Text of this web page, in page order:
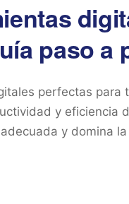
paso a
perfectas para
y eficiencia
y domina